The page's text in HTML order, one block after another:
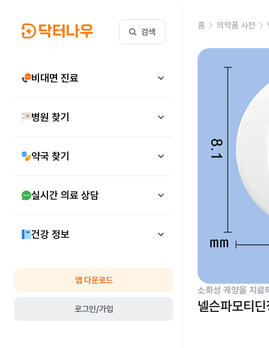
검색
비대면 진료
병원 찾기
약국 찾기
실시간 의료 상담
건강 정보
앱 다운로드
로그인/가입
홈 의약품 사전
소화성 궤양을 치료
넬슨파모티